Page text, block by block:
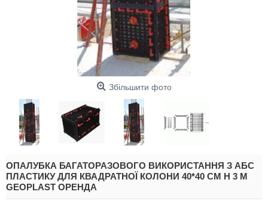
Збільшити фото
ОПАЛУБКА БАГАТОРАЗОВОГО ВИКОРИСТАННЯ З АБС
ПЛАСТИКУ ДЛЯ КВАДРАТНОЇ КОЛОНИ 40*40 СМ H 3 М
GEOPLAST ОРЕНДА